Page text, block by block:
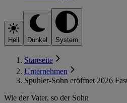
Hell Dunkel System
Startseite
Unternehmen
Spuhler-Sohn eröffnet 2026
Wie der Vater, so der Sohn